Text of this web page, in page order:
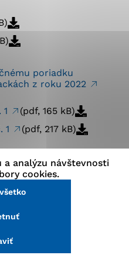
poriadku
z roku 2022
(pdf, 165 kB)
1
(pdf, 217 kB)
poriadku
z roku 2022
Organizačného
poriadku
a analýzu návštevnosti
cookies.
oblastiam webovej
nemôže web
stránok
stránku používajú,
a ponúknuť im lepšiu
anonymne a nie je
osobou.